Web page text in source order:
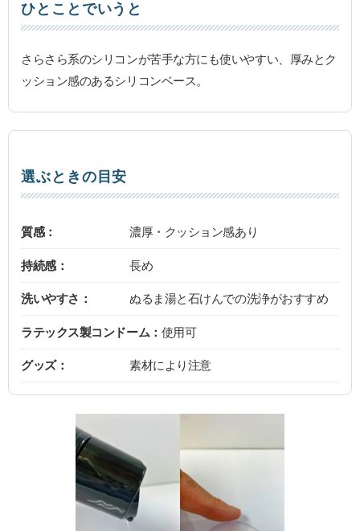
ひとことでいうと
さらさら系のシリコンが苦手な方にも使いやすい、厚みとク
ッション感のあるシリコンベース。
選ぶときの目安
質感： 濃厚・クッション感あり
持続感： 長め
洗いやすさ： ぬるま湯と石けんでの洗浄がおすすめ
ラテックス製コンドーム： 使用可
グッズ： 素材により注意